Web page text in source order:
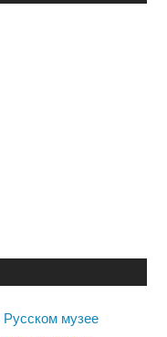
Русском музее